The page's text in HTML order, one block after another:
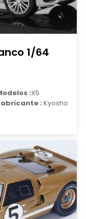
1/64
:X5
: Kyosho